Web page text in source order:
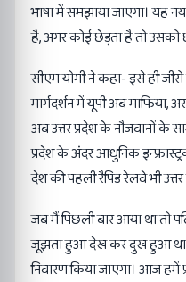
भाषा में समझाया जाएगा। यह
है, अगर कोई छेड़ता है तो उसको
सीएम योगी ने कहा- इसे ही
मार्गदर्शन में यूपी अब
अब उत्तर प्रदेश के नौजवानों के
प्रदेश के अंदर आधुनिक
देश की पहली रैपिड रेलवे भी
जब मैं पिछली बार आया था तो
जूझता हुआ देख कर दुख हुआ था।
निवारण किया जाएगा। आज हमें